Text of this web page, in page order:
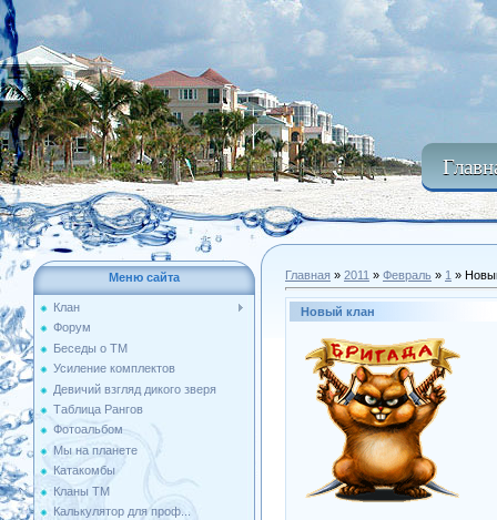
Меню сайта
Клан
Форум
Беседы о ТМ
Усиление комплектов
Девичий взгляд дикого зверя
Таблица Рангов
Фотоальбом
Мы на планете
Катакомбы
Кланы ТМ
Калькулятор для проф...
Главная » 2011 » Февраль » 1 »
Новый клан